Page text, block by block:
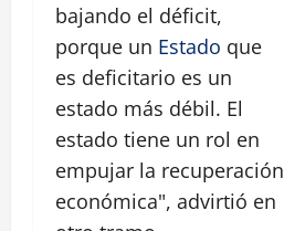
bajando el déficit,
porque un Estado que
es deficitario es un
estado más débil. El
estado tiene un rol en
empujar la recuperación
económica", advirtió en